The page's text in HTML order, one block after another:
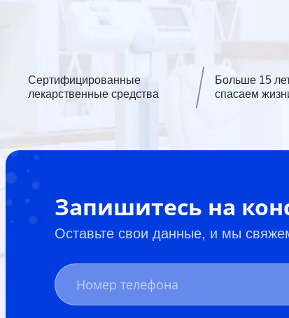
Сертифицированные
лекарственные средства
Больше 15
спасаем
Запишитесь на
Оставьте свои данные, и мы